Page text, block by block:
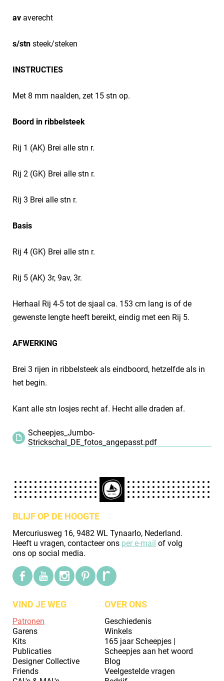
av averecht
s/stn steek/steken
INSTRUCTIES
Met 8 mm naalden, zet 15 stn op.
Boord in ribbelsteek
Rij 1 (AK) Brei alle stn r.
Rij 2 (GK) Brei alle stn r.
Rij 3 Brei alle stn r.
Basis
Rij 4 (GK) Brei alle stn r.
Rij 5 (AK) 3r, 9av, 3r.
Herhaal Rij 4-5 tot de sjaal ca. 153 cm lang is of de
gewenste lengte heeft bereikt, eindig met een Rij 5.
AFWERKING
Brei 3 rijen in ribbelsteek als eindboord, hetzelfde als in
het begin.
Kant alle stn losjes recht af. Hecht alle draden af.
Scheepjes_Jumbo-
Strickschal_DE_fotos_angepasst.pdf
BLIJF OP DE HOOGTE
Mercuriusweg 16, 9482 WL Tynaarlo, Nederland.
Heeft u vragen, contacteer ons per e-mail of volg
ons op social media.
VIND JE WEG
Patronen
Garens
Kits
Publicaties
Designer Collective
Friends
OVER ONS
Geschiedenis
Winkels
165 jaar Scheepjes |
Scheepjes aan het woord
Blog
Veelgestelde vragen